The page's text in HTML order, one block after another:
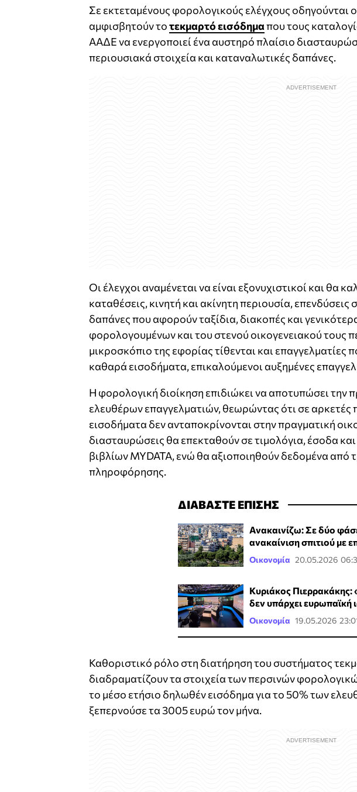
Σε εκτεταμένους φορολογικούς ελέγχους οδηγούνται
αμφισβητούν τοτεκμαρτό εισόδημαπου τους
ΑΑΔΕ να ενεργοποιεί ένα αυστηρό πλαίσιο
περιουσιακά στοιχεία και καταναλωτικές δαπάνες.
Οι έλεγχοι αναμένεται να είναι εξονυχιστικοί και θα
καταθέσεις, κινητή και ακίνητη περιουσία,
δαπάνες που αφορούν ταξίδια, διακοπές και
φορολογουμένων και του στενού οικογενειακού τους
μικροσκόπιο της εφορίας τίθενται και επαγγελματίες
καθαρά εισοδήματα, επικαλούμενοι αυξημένες
Η φορολογική διοίκηση επιδιώκει να αποτυπώσει την
ελευθέρων επαγγελματιών, θεωρώντας ότι σε αρκετές
εισοδήματα δεν ανταποκρίνονται στην πραγματική
διασταυρώσεις θα επεκταθούν σε τιμολόγια, έσοδα
βιβλίων MYDATA, ενώ θα αξιοποιηθούν δεδομένα από
πληροφόρησης.
ΔΙΑΒΑΣΤΕ ΕΠΙΣΗΣ
Ανακαινίζω: Σε δύο
ανακαίνιση σπιτιού με
Οικονομία 20.05.2026
Κυριάκος
δεν υπάρχει ευρωπαϊκή
Οικονομία 19.05.2026
Καθοριστικό ρόλο στη διατήρηση του συστήματος
διαδραματίζουν τα στοιχεία των περσινών
το μέσο ετήσιο δηλωθέν εισόδημα για το 50% των
ξεπερνούσε τα 3005 ευρώ τον μήνα.